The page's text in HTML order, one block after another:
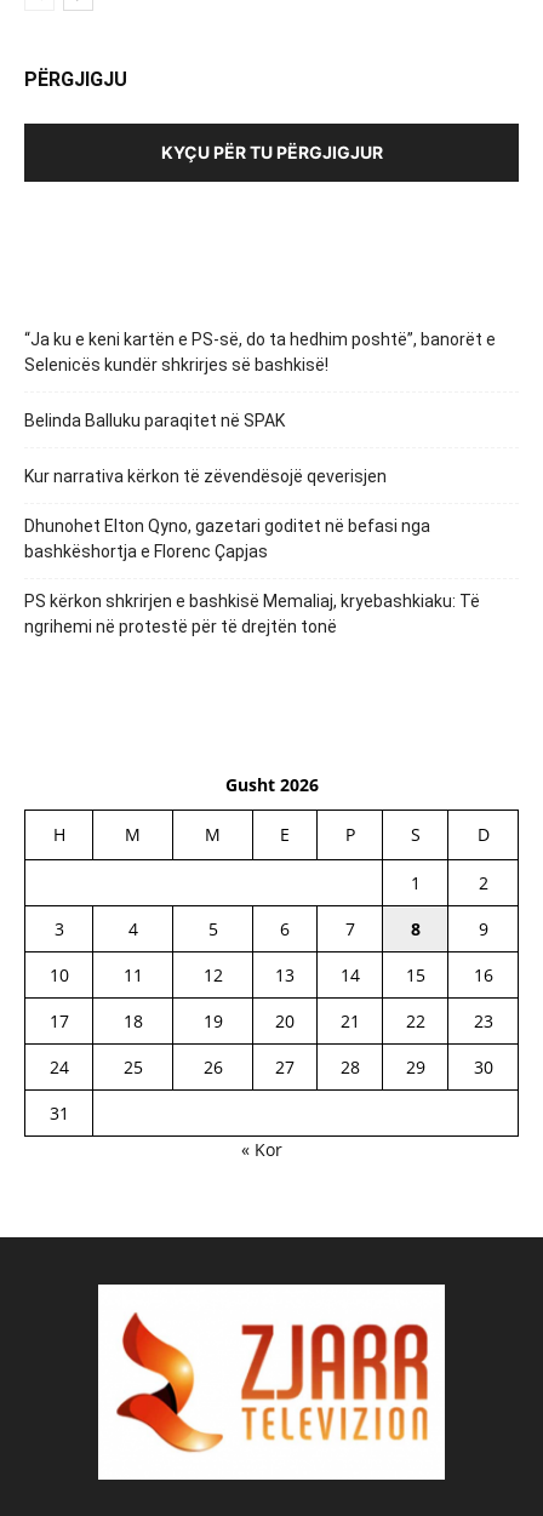
PËRGJIGJU
KYÇU PËR TU PËRGJIGJUR
“Ja ku e keni kartën e PS-së, do ta hedhim poshtë”, banorët e
Selenicës kundër shkrirjes së bashkisë!
Belinda Balluku paraqitet në SPAK
Kur narrativa kërkon të zëvendësojë qeverisjen
Dhunohet Elton Qyno, gazetari goditet në befasi nga
bashkëshortja e Florenc Çapjas
PS kërkon shkrirjen e bashkisë Memaliaj, kryebashkiaku: Të
ngrihemi në protestë për të drejtën tonë
Gusht 2026
H M M E P S D
1
2
3
4 5 6 7 8
9
10
11 12 13 14 15
16
17
18 19 20 21 22
23
24
25 26 27 28 29
30
31
« Kor